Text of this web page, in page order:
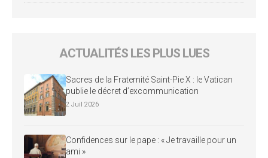
ACTUALITÉS LES PLUS LUES
Sacres de la Fraternité Saint-Pie X : le Vatican
publie le décret d’excommunication
2 Juil 2026
Confidences sur le pape : « Je travaille pour un
ami »